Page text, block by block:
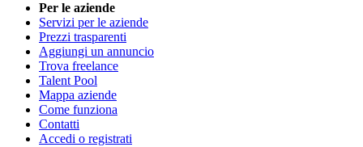
Per le aziende
Servizi per le aziende
Prezzi trasparenti
Aggiungi un annuncio
Trova freelance
Talent Pool
Mappa aziende
Come funziona
Contatti
Accedi o registrati